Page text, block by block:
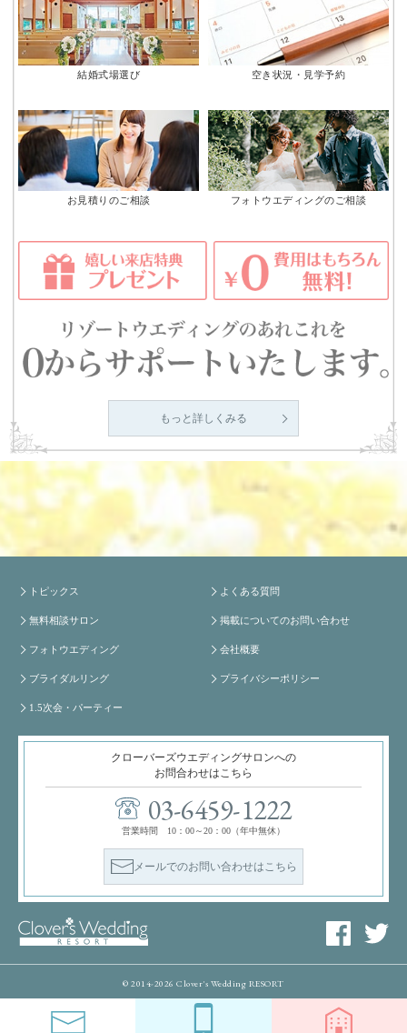
結婚式場選び 空き状況・見学予約
お見積りのご相談 フォトウエディングのご相談
もっと詳しくみる
トピックス
無料相談サロン
フォトウエディング
ブライダルリング
1.5次会・パーティー
よくある質問
掲載についてのお問い合わせ
会社概要
プライバシーポリシー
クローバーズウエディングサロンへの
お問合わせはこちら
03-6459-1222
営業時間 10：00～20：00（年中無休）
メールでのお問い合わせはこちら
© 2014-2026 Clover's Wedding RESORT